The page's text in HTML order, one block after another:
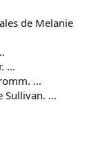
de Melanie
...
...
Sullivan. ...